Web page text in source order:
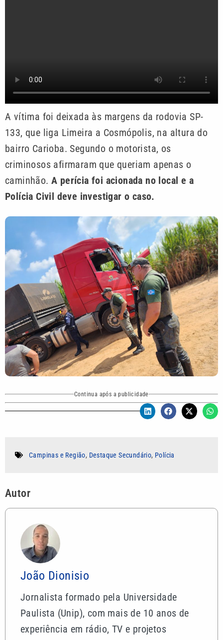
A vítima foi deixada às margens da rodovia SP-
133, que liga Limeira a Cosmópolis, na altura do
bairro Carioba. Segundo o motorista, os
criminosos afirmaram que queriam apenas o
caminhão.A perícia foi acionada no local e a
Polícia Civil deve investigar o caso.
Continua após a publicidade
Campinas e Região, Destaque Secundário, Polícia
Autor
João Dionisio
Jornalista formado pela Universidade
Paulista (Unip), com mais de 10 anos de
experiência em rádio, TV e projetos